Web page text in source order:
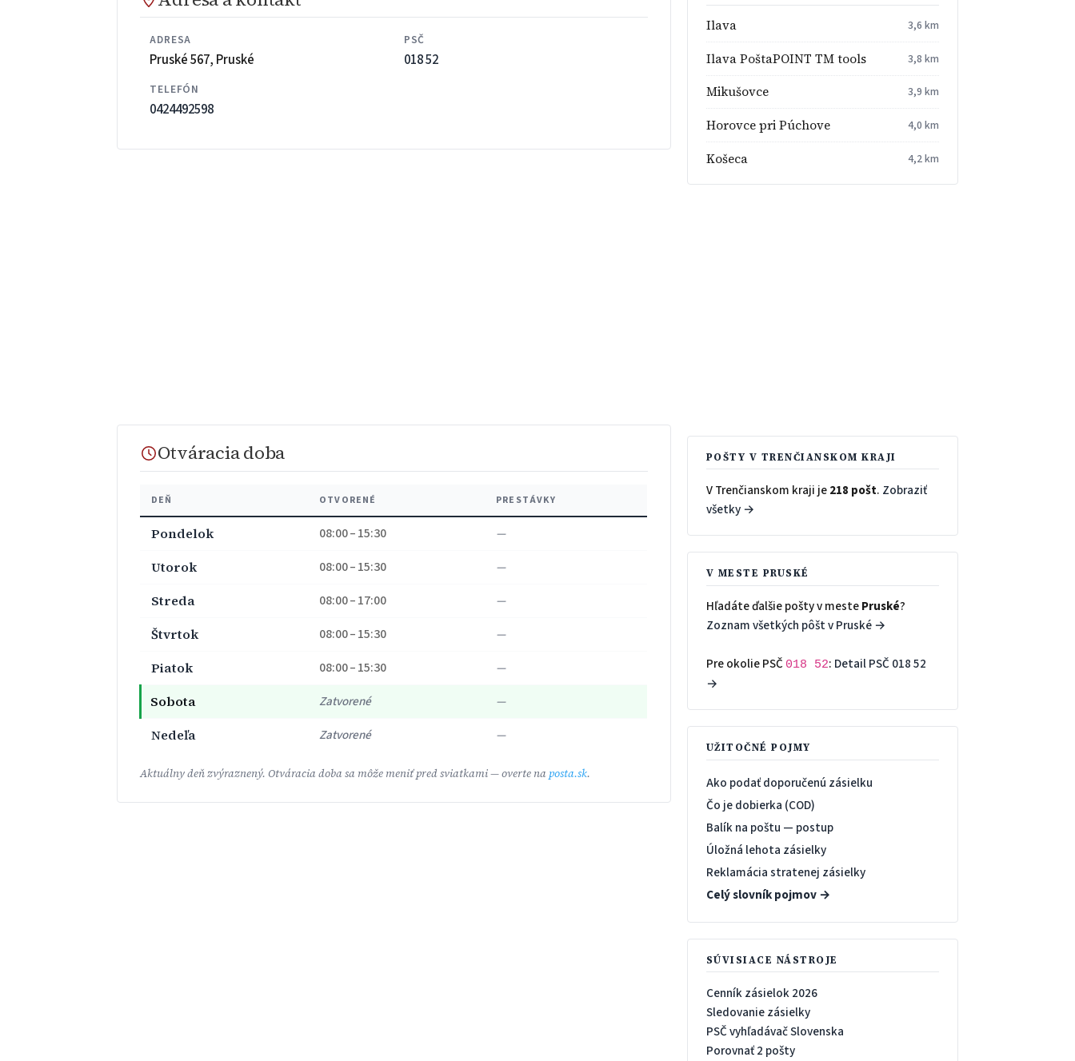
ADRESA
Pruské 567, Pruské
PSČ
018 52
TELEFÓN
0424492598
Otváracia doba
DEŇ OTVORENÉ PRESTÁVKY
Pondelok 08:00 – 15:30
—
Utorok
08:00 – 15:30
—
Streda
08:00 – 17:00
—
Štvrtok
08:00 – 15:30
—
Piatok
08:00 – 15:30
—
Sobota
Zatvorené
—
Nedeľa
Zatvorené —
Aktuálny deň zvýraznený. Otváracia doba sa môže meniť pred sviatkami — overte na posta.sk.
Ilava 3,6 km
Ilava PoštaPOINT TM tools 3,8 km
Mikušovce 3,9 km
Horovce pri Púchove 4,0 km
Košeca 4,2 km
POŠTY V TRENČIANSKOM KRAJI
V Trenčianskom kraji je218 pošt. Zobraziť
všetky →
V MESTE PRUSKÉ
Hľadáte ďalšie pošty v mestePruské?
Zoznam všetkých pôšt v Pruské →
Pre okolie PSČ 018 52: Detail PSČ 018 52
→
UŽITOČNÉ POJMY
Ako podať doporučenú zásielku
Čo je dobierka (COD)
Balík na poštu — postup
Úložná lehota zásielky
Reklamácia stratenej zásielky
Celý slovník pojmov →
SÚVISIACE NÁSTROJE
Cenník zásielok 2026
Sledovanie zásielky
PSČ vyhľadávač Slovenska
Porovnať 2 pošty